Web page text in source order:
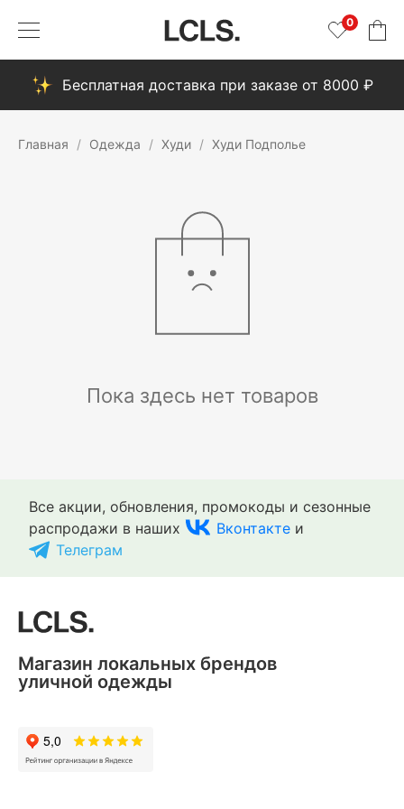
0
Бесплатная доставка при заказе от 8000 ₽
Главная Одежда Худи Худи Подполье
Пока здесь нет товаров
Все акции, обновления, промокоды и сезонные
распродажи в наших
Вконтакте и
Телеграм
Магазин локальных брендов
уличной одежды